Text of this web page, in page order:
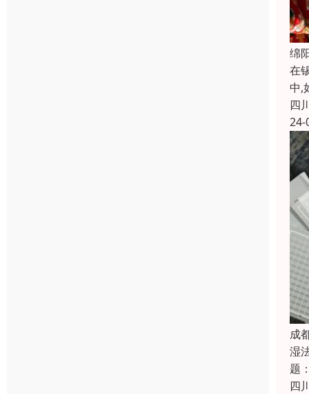
绵
在
中,
四
24-
成
湿
题
四